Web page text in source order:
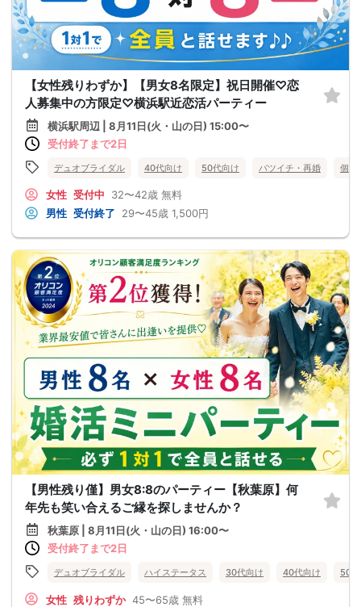
【女性残りわずか】【男女8名限定】祝日開催♡恋
人募集中の方限定♡横浜駅近恋活パーティー
横浜駅周辺 | 8月11日(火・山の日) 15:00〜
受付終了まで2日
デュオブライダル 40代向け 50代向け バツイチ・再婚 個室
女性 受付中 32〜42歳 無料
男性 受付終了 29〜45歳 1,500円
【男性残り僅】男女8:8のパーティー【秋葉原】何
年先も笑い合えるご縁を探しませんか？
秋葉原 | 8月11日(火・山の日) 16:00〜
受付終了まで2日
デュオブライダル ハイステータス 30代向け 40代向け 50
女性 残りわずか 45〜65歳 無料